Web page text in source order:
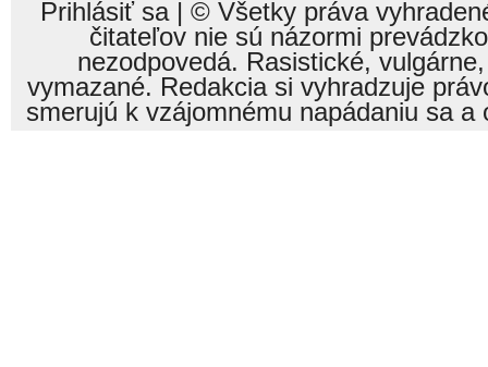
Prihlásiť sa| © Všetky práva
čitateľov nie sú názormi
nezodpovedá. Rasistické,
vymazané. Redakcia si vyhradzuje
smerujú k vzájomnému napádaniu sa